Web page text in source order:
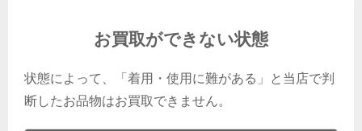
お買取ができない状態
状態によって、「着用・使用に難がある」と当店で判
断したお品物はお買取できません。